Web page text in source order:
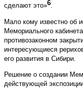
сделают это»6.
Мало кому известно об
Мемориального
противозаконном
интересующиеся
его развития в Сибири.
Решение о создании
действующей